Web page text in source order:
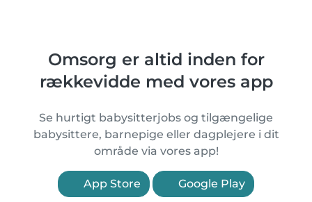
Omsorg er altid inden for
rækkevidde med vores app
Se hurtigt babysitterjobs og tilgængelige
babysittere, barnepige eller dagplejere i dit
område via vores app!
App Store Google Play